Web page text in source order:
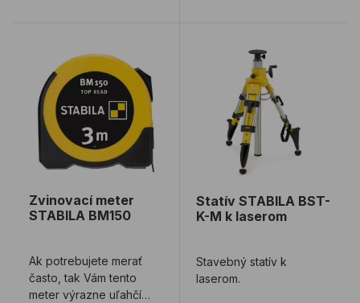
Zvinovací meter
STABILA BM150
Ak potrebujete merať
často, tak Vám tento
meter výrazne uľahčí
Statív STABILA BST-K-M
Statív STABILA BST-
K-M k laserom
Stavebný statív k
laserom.